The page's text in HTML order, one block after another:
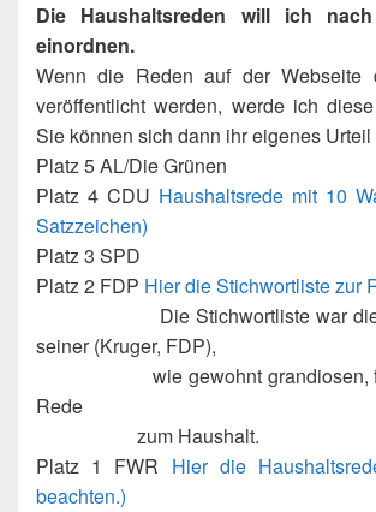
Die Haushaltsreden will ich
einordnen.
Wenn die Reden auf der Webseite
veröffentlicht werden, werde ich
Sie können sich dann ihr eigenes
Platz 5 AL/Die Grünen
Platz 4 CDU Haushaltsrede mit 10
Satzzeichen)
Platz 3 SPD
Platz 2 FDP Hier die Stichwortliste zur
Die Stichwortliste war die
seiner (Kruger, FDP),
wie gewohnt grandiosen,
Rede
zum Haushalt.
Platz 1 FWR Hier die
beachten.)